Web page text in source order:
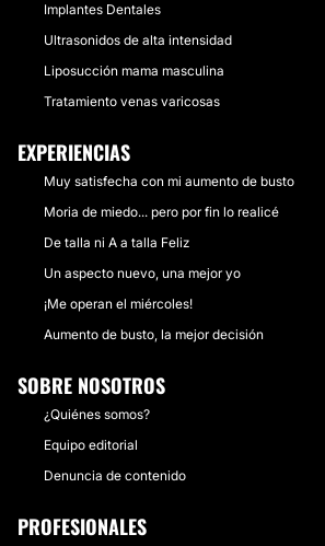
Implantes Dentales
Ultrasonidos de alta intensidad
Liposucción mama masculina
Tratamiento venas varicosas
EXPERIENCIAS
Muy satisfecha con mi aumento de busto
Moria de miedo... pero por fin lo realicé
De talla ni A a talla Feliz
Un aspecto nuevo, una mejor yo
¡Me operan el miércoles!
Aumento de busto, la mejor decisión
SOBRE NOSOTROS
¿Quiénes somos?
Equipo editorial
Denuncia de contenido
PROFESIONALES